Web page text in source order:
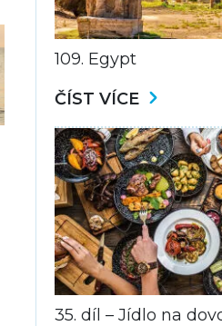
109. Egypt
ČÍST VÍCE
35. díl – Jídlo na